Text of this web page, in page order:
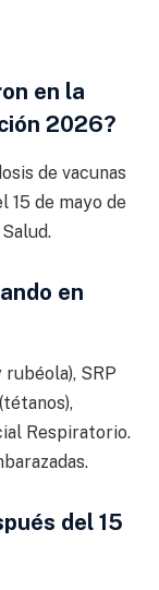
en la
2026?
de vacunas
15 de mayo de
en
rubéola), SRP
Respiratorio.
del 15